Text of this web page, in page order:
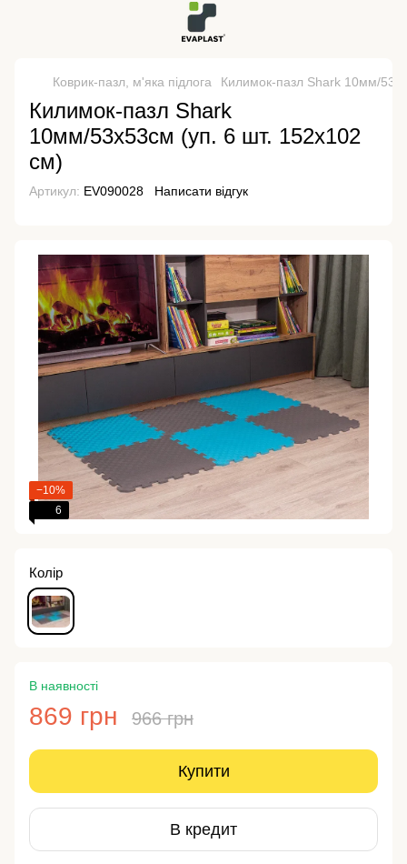
Коврик-пазл, м'яка підлога Килимок-пазл Shark 10мм/
Килимок-пазл Shark
10мм/53х53см (уп. 6 шт. 152х102
см)
Артикул: EV090028 Написати відгук
−10%
6
Колір
В наявності
869 грн 966 грн
Купити
В кредит